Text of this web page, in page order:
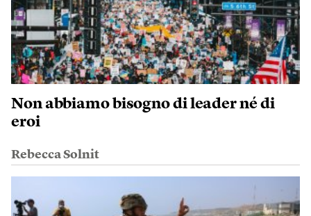
Non abbiamo bisogno di leader né di
eroi
Rebecca Solnit